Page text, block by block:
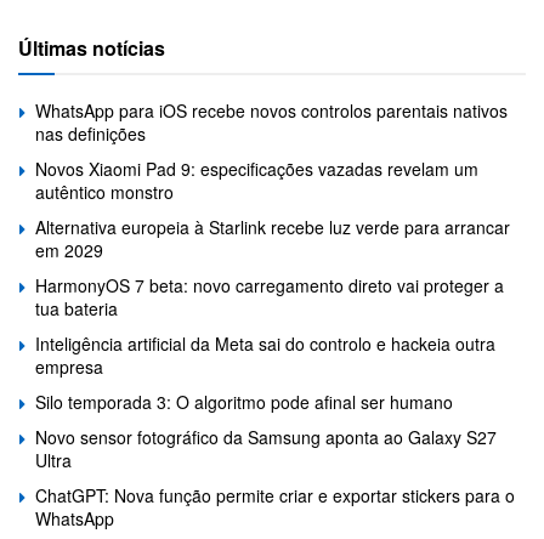
Últimas notícias
WhatsApp para iOS recebe novos controlos parentais nativos
nas definições
Novos Xiaomi Pad 9: especificações vazadas revelam um
autêntico monstro
Alternativa europeia à Starlink recebe luz verde para arrancar
em 2029
HarmonyOS 7 beta: novo carregamento direto vai proteger a
tua bateria
Inteligência artificial da Meta sai do controlo e hackeia outra
empresa
Silo temporada 3: O algoritmo pode afinal ser humano
Novo sensor fotográfico da Samsung aponta ao Galaxy S27
Ultra
ChatGPT: Nova função permite criar e exportar stickers para o
WhatsApp